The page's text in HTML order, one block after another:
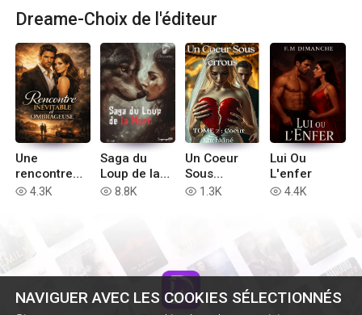
NAVIGUER AVEC LES COOKIES SÉLECTIONNÉS
Dreame-Choix de l'éditeur
Une
rencontre
inévitable et
read 4.3K
Saga du
Loup de la
Mort
read 8.8K
Un Coeur
Sous
Verrous || :
read 1.3K
Lui Ou
L'enfer
read 4.4K